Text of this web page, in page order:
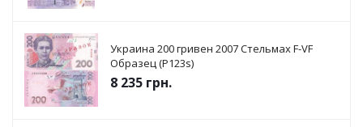
Украина 200 гривен 2007 Стельмах F-VF
Образец (P123s)
8 235 грн.